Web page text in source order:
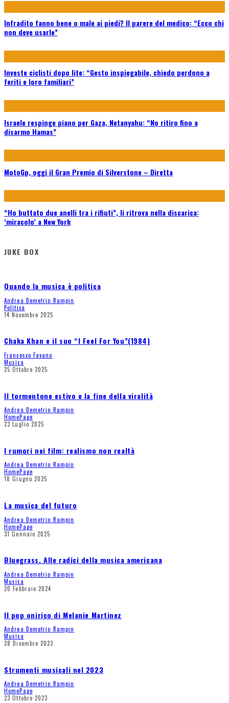
Infradito fanno bene o male ai piedi? Il parere del medico: “Ecco chi
non deve usarle”
Investe ciclisti dopo lite: “Gesto inspiegabile, chiedo perdono a
feriti e loro familiari”
Israele respinge piano per Gaza, Netanyahu: “No ritiro fino a
disarmo Hamas”
MotoGp, oggi il Gran Premio di Silverstone – Diretta
“Ho buttato due anelli tra i rifiuti”, li ritrova nella discarica:
‘miracolo’ a New York
JUKE BOX
Quando la musica è politica
Andrea Demetrio Rampin
Politica
14 Novembre 2025
Chaka Khan e il suo “I Feel For You”(1984)
Francesco Favano
Musica
25 Ottobre 2025
Il tormentone estivo e la fine della viralità
Andrea Demetrio Rampin
HomePage
23 Luglio 2025
I rumori nei film: realismo non realtà
Andrea Demetrio Rampin
HomePage
18 Giugno 2025
La musica del futuro
Andrea Demetrio Rampin
HomePage
31 Gennaio 2025
Bluegrass. Alle radici della musica americana
Andrea Demetrio Rampin
Musica
20 Febbraio 2024
Il pop onirico di Melanie Martinez
Andrea Demetrio Rampin
Musica
28 Dicembre 2023
Strumenti musicali nel 2023
Andrea Demetrio Rampin
HomePage
23 Ottobre 2023